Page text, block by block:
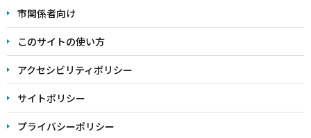
こ
ま
で
市関係者向け
このサイトの使い方
アクセシビリティポリシー
サイトポリシー
プライバシーポリシー